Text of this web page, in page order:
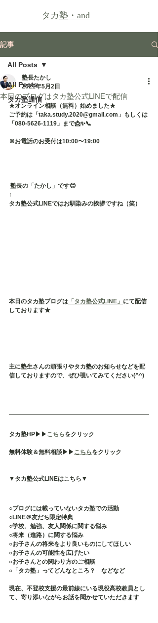
タカ塾・and
記事
All Posts
タカ塾通信
All Posts
本日のブログはタカ塾公式LINEで配信
塾長たかし
2021年5月2日
★オンライン相談（無料）始めました★
ご予約は「taka.study.2020@gmail.com」もしくは
「080-5626-1119」まで📩✨📞
※お電話のお受付は10:00〜19:00
塾長の「たかし」です😊
↑
タカ塾公式LINEではお馴染みの挨拶ですね（笑）
本日のタカ塾ブログは 「タカ塾公式LINE」 にて配信
しております★
主に塾生さんの頑張りやタカ塾のお知らせなどを配
信しておりますので、ぜひ覗いてみてください(^^)
タカ塾HP▶︎▶︎こちらをクリック
無料体験＆無料相談▶︎▶︎こちらをクリック
▼タカ塾公式LINEはこちら▼
○ブログには載っていないタカ塾での活動
○LINE＠友だち限定特典
○学校、勉強、友人関係に関する悩み
○将来（進路）に関する悩み
○お子さんの将来をより良いものにしてほしい
○お子さんの可能性を広げたい
○お子さんとの関わり方のご相談
○「タカ塾」ってどんなところ？　などなど
現在、不登校支援の最前線にいる現役高校教員とし
て、寄り添いながらお話を聞かせていただきます